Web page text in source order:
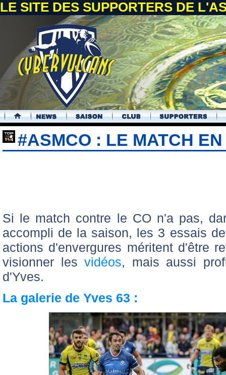
LE SITE DES SUPPORTERS DE
.
#ASMCO : LE MATCH
Si le match contre le CO n'a pas,
accompli de la saison, les 3 essais
actions d'envergures méritent d'être
visionner lesvidéos, mais aussi
d'Yves.
La galerie de Yves 63 :